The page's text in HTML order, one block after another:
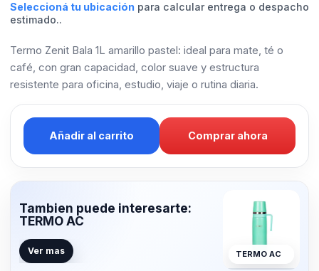
Seleccioná tu ubicación para calcular entrega o despacho
estimado..
Termo Zenit Bala 1L amarillo pastel: ideal para mate, té o
café, con gran capacidad, color suave y estructura
resistente para oficina, estudio, viaje o rutina diaria.
Añadir al carrito Comprar ahora
Tambien puede interesarte:
TERMO AC
Ver mas TERMO AC